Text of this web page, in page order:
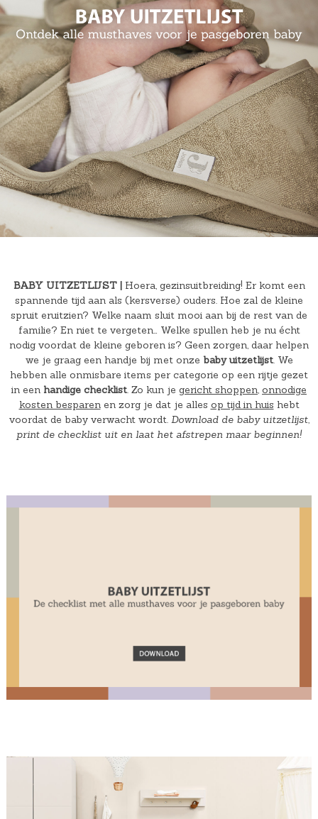
BABY UITZETLIJST |
Hoera, gezinsuitbreiding! Er komt een
spannende tijd aan als (kersverse) ouders. Hoe zal de kleine
spruit eruitzien? Welke naam sluit mooi aan bij de rest van de
familie? En niet te vergeten… Welke spullen heb je nu écht
nodig voordat de kleine geboren is? Geen zorgen, daar helpen
we je graag een handje bij met onze baby uitzetlijst. We
hebben alle onmisbare items per categorie op een rijtje gezet
in een handige checklist. Zo kun je gericht shoppen, onnodige
kosten besparenen zorg je dat je alles op tijd in huis hebt
voordat de baby verwacht wordt. Download de baby uitzetlijst,
print de checklist uit en laat het afstrepen maar beginnen!